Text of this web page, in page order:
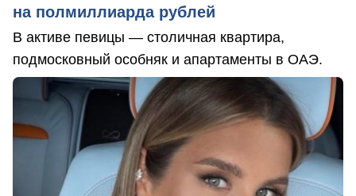
на полмиллиарда рублей
В активе певицы — столичная квартира,
подмосковный особняк и апартаменты в ОАЭ.